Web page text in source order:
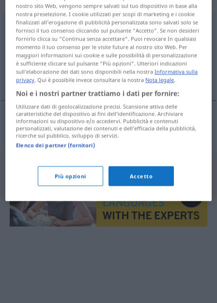
Sicherheitsvorschriftenpl
Panoramica di tutte le traduzion
(Fai clic sulla/Tocca traduzione per maggiori dettagli)
normas de seguridad
normasfpldeseguridad Sicherheitsvorschriften
nostro sito Web, vengono sempre salvati sul tuo dispositivo in base alla
nostra preselezione. I cookie utilizzati per scopi di marketing e i cookie
finalizzati all’erogazione di pubblicità personalizzata sono salvati solo se
fornisci il tuo consenso cliccando sul pulsante “Accetto”. Se non desideri
fornirlo clicca su “Continua senza accettare”. Puoi revocare In qualsiasi
momento il tuo consenso per le visite future al nostro sito Web. Per
maggiori informazioni sui cookie e sulle possibilità di personalizzazione
è sufficiente cliccare sul pulsante “Più opzioni”. Ulteriori indicazioni
sull’elaborazione dei dati sono disponibili nella nostraInformativa sulla
privacy. Qui è possibile invece consultare la nostra Nota legale.
Noi e i nostri partner trattiamo i dati per fornire:
Utilizzare dati di geolocalizzazione precisi. Scansione attiva delle
caratteristiche del dispositivo ai fini dell’identificazione. Archiviare
informazioni su dispositivo e/o accedervi. Pubblicità e contenuti
personalizzati, valutazione dei contenuti e dell’efficacia della pubblicità,
ricerche sul pubblico, sviluppo di servizi.
Elenco dei partner (fornitori)
Più opzioni Accetto